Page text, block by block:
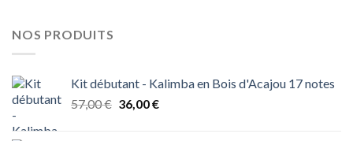
NOS PRODUITS
Kit débutant - Kalimba en Bois d'Acajou 17 notes
57,00€ Le
36,00€Le